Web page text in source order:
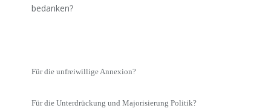
bedanken?
Für die unfreiwillige Annexion?
Für die Unterdrückung und Majorisierung Politik?